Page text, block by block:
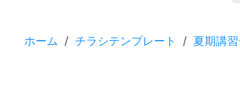
ホーム / チラシテンプレート / 夏期講